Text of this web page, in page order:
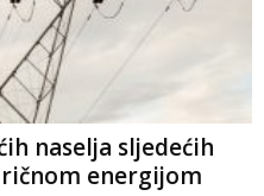
naselja sljedećih
energijom